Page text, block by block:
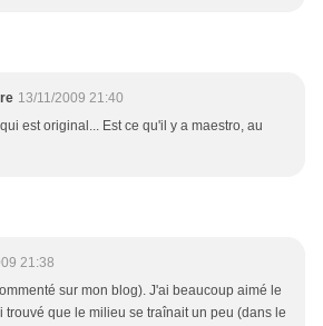
13/11/2009 21:40
est original... Est ce qu'il y a maestro, au
21:38
sur mon blog). J'ai beaucoup aimé le
trouvé que le milieu se traînait un peu (dans le